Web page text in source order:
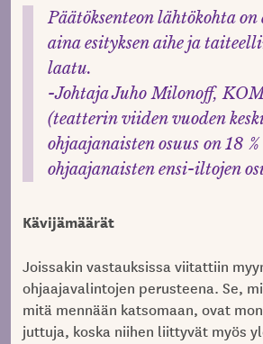
Päätöksenteon lähtökohta on
aina esityksen aihe ja
laatu.
-Johtaja Juho Milonoff,
(teatterin viiden vuoden
ohjaajanaisten osuus on 18
ohjaajanaisten ensi-iltojen
Kävijämäärät
Joissakin vastauksissa viitattiin
ohjaajavalintojen perusteena. Se,
mitä mennään katsomaan, ovat
juttuja, koska niihen liittyvät myös